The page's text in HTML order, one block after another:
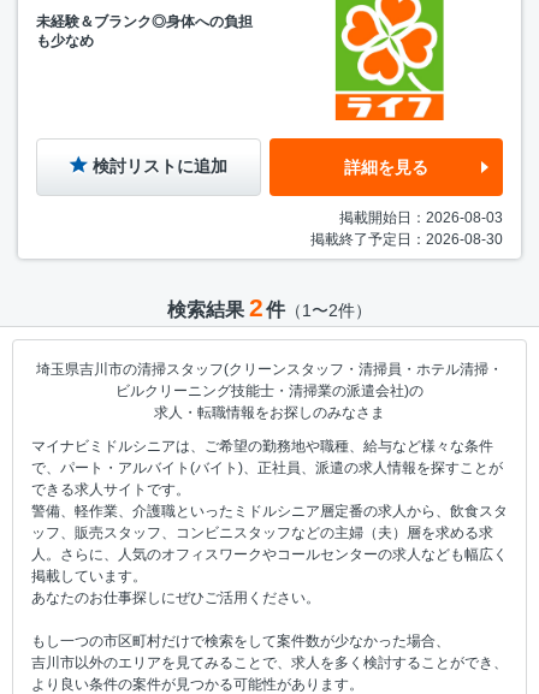
未経験＆ブランク◎身体への負担
も少なめ
検討リストに追加 詳細を見る
掲載開始日：2026-08-03
掲載終了予定日：2026-08-30
検索結果 2件（1〜2件）
埼玉県吉川市の清掃スタッフ(クリーンスタッフ・清掃員・ホテル清掃・
ビルクリーニング技能士・清掃業の派遣会社)の
求人・転職情報をお探しのみなさま
マイナビミドルシニアは、ご希望の勤務地や職種、給与など様々な条件
で、パート・アルバイト(バイト)、正社員、派遣の求人情報を探すことが
できる求人サイトです。
警備、軽作業、介護職といったミドルシニア層定番の求人から、飲食スタ
ッフ、販売スタッフ、コンビニスタッフなどの主婦（夫）層を求める求
人。さらに、人気のオフィスワークやコールセンターの求人なども幅広く
掲載しています。
あなたのお仕事探しにぜひご活用ください。
もし一つの市区町村だけで検索をして案件数が少なかった場合、
吉川市以外のエリアを見てみることで、求人を多く検討することができ、
より良い条件の案件が見つかる可能性があります。